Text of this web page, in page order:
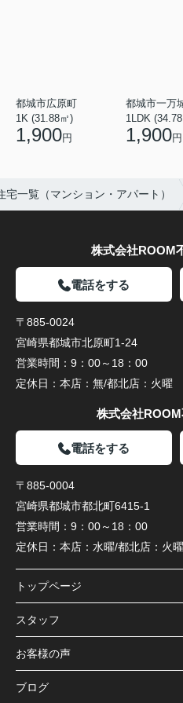
都城市広原町
1K (31.88㎡)
1,900円
都城市一万
1LDK
1,900円
宅一覧（マンション・アパート）
株式会社ROOM
電話をする
〒885-0024
宮崎県都城市北原町1-24
営業時間： 9：00～18：00
定休日： 本店：無/都北店：火曜
株式会社
電話をする
〒885-0004
宮崎県都城市都北町6415-1
営業時間： 9：00～18：00
定休日： 本店：水曜/都北店：火曜
トップページ
スタッフ
お客様の声
ブログ